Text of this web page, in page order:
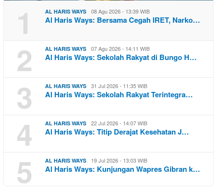
1 AL HARIS WAYS 08 Agu 2026 - 13:39 WIB
Al Haris Ways: Bersama Cegah IRET, Narko…
2 AL HARIS WAYS 07 Agu 2026 - 14:11 WIB
Al Haris Ways: Sekolah Rakyat di Bungo H…
3 AL HARIS WAYS 31 Jul 2026 - 11:35 WIB
Al Haris Ways: Sekolah Rakyat Terintegra…
4 AL HARIS WAYS 22 Jul 2026 - 14:07 WIB
Al Haris Ways: Titip Derajat Kesehatan J…
5 AL HARIS WAYS 19 Jul 2026 - 13:03 WIB
Al Haris Ways: Kunjungan Wapres Gibran k…